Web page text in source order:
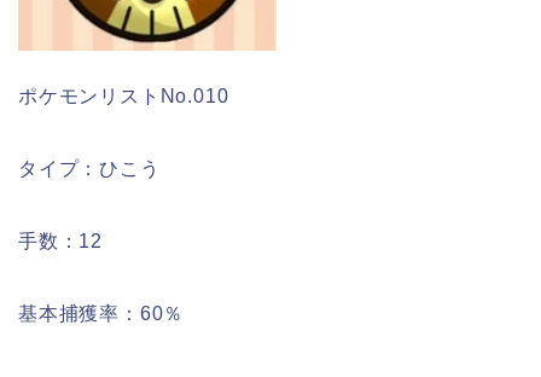
ポケモンリストNo.010
タイプ：ひこう
手数：12
基本捕獲率：60％